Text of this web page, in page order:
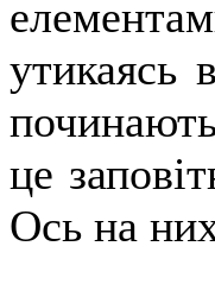
утикаясь
це
Ось на